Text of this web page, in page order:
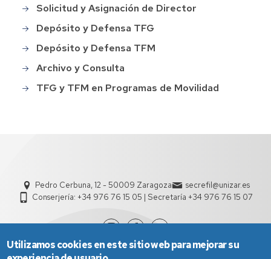
Solicitud y Asignación de Director
Depósito y Defensa TFG
Depósito y Defensa TFM
Archivo y Consulta
TFG y TFM en Programas de Movilidad
Pedro Cerbuna, 12 - 50009 Zaragoza
secrefil@unizar.es
Conserjería: +34 976 76 15 05 | Secretaría +34 976 76 15 07
Utilizamos cookies en este sitio web para mejorar su